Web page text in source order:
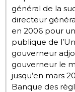
Vidéos
Tokyo
général de la
directeur
en 2006 pour
publique de
gouverneur
gouverneur le
jusqu’en mars
Banque des